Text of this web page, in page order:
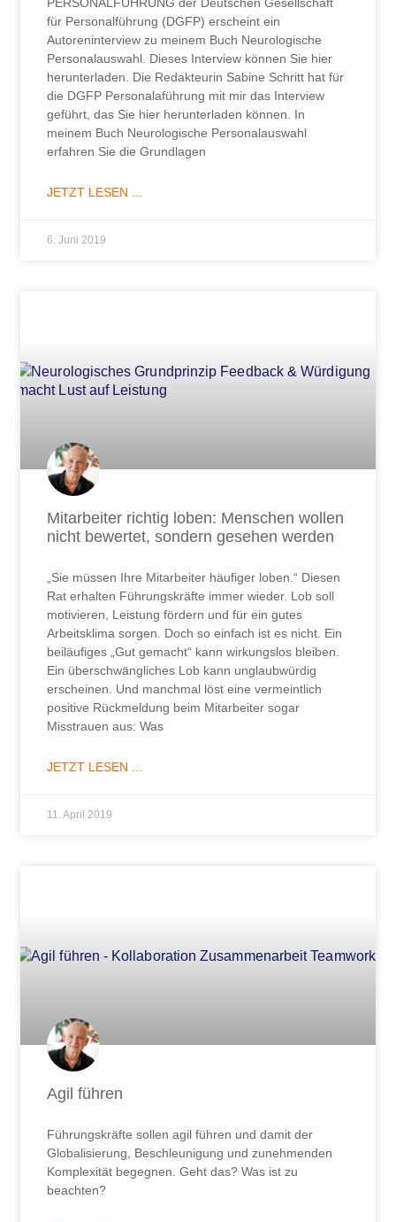
für Personalführung (DGFP) erscheint ein
Autoreninterview zu meinem Buch Neurologische
Personalauswahl. Dieses Interview können Sie hier
herunterladen. Die Redakteurin Sabine Schritt hat für
die DGFP Personalaführung mit mir das Interview
geführt, das Sie hier herunterladen können. In
meinem Buch Neurologische Personalauswahl
erfahren Sie die Grundlagen
JETZT LESEN ...
6. Juni 2019
Mitarbeiter richtig loben: Menschen wollen
nicht bewertet, sondern gesehen werden
„Sie müssen Ihre Mitarbeiter häufiger loben.“ Diesen
Rat erhalten Führungskräfte immer wieder. Lob soll
motivieren, Leistung fördern und für ein gutes
Arbeitsklima sorgen. Doch so einfach ist es nicht. Ein
beiläufiges „Gut gemacht“ kann wirkungslos bleiben.
Ein überschwängliches Lob kann unglaubwürdig
erscheinen. Und manchmal löst eine vermeintlich
positive Rückmeldung beim Mitarbeiter sogar
Misstrauen aus: Was
JETZT LESEN ...
11. April 2019
Agil führen
Führungskräfte sollen agil führen und damit der
Globalisierung, Beschleunigung und zunehmenden
Komplexität begegnen. Geht das? Was ist zu
beachten?